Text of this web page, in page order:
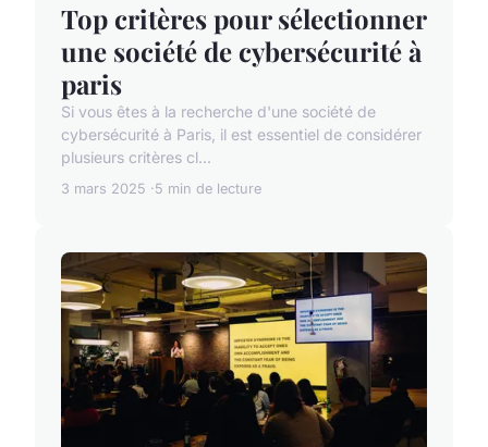
Top critères pour sélectionner
une société de cybersécurité à
paris
Si vous êtes à la recherche d'une société de
cybersécurité à Paris, il est essentiel de considérer
plusieurs critères cl...
3 mars 2025 5 min de lecture